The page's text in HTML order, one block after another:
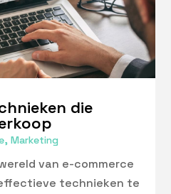
die
,Marketing
van e-commerce
technieken te